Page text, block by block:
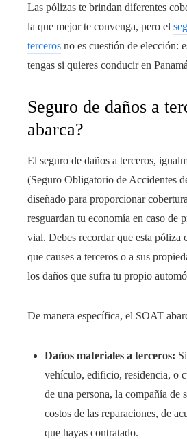
Las pólizas te brindan diferentes
la que mejor te convenga, pero el
terceros no es cuestión de elección:
tengas si quieres conducir en
Seguro de daños a
abarca?
El seguro de daños a terceros,
(Seguro Obligatorio de Accidentes
diseñado para proporcionar
resguardan tu economía en caso de
vial. Debes recordar que esta póliza
que causes a terceros o a sus
los daños que sufra tu propio
De manera específica, el SOAT
Daños materiales a terceros:
vehículo, edificio, residencia, o
de una persona, la compañía de
costos de las reparaciones, de
que hayas contratado.